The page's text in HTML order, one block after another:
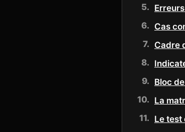
Cas
Cadre
Bloc
La
Le test